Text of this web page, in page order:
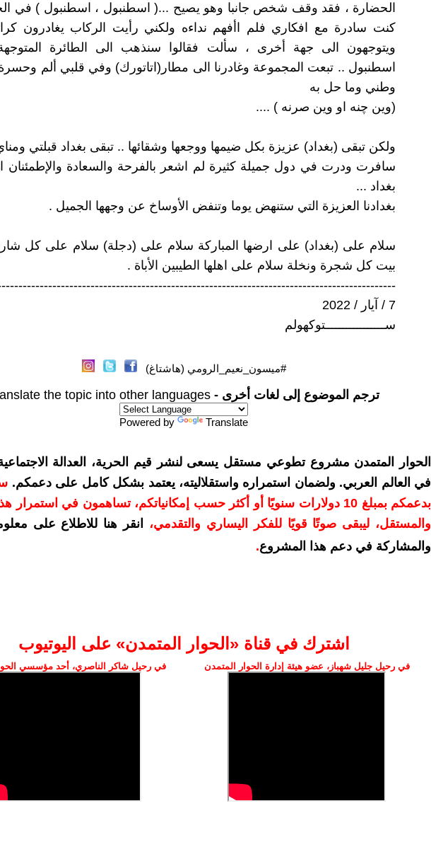
الحضارة ، فقد وقف شخص جانبا وهو يصيح ...( اسطنبول ، اسطنبول ) في
كنت سادرة مع افكاري فلم اأفهم نداءه ولكني رأيت الركاب يغادرون
ويتوجهون الى جهة أخرى ، سألت فقالوا سنذهب الى الطائرة
اسطنبول .. تبعت المجموعة وغادرنا الى مطار(اتاتورك) وفي قلبي ألم
وطني وما حل به
(وين چنه او وين صرنه ) ....
ولكن تبقى (بغداد) عزيزة بكل ضيمها ووجعها وشقائها .. تبقى بغداد قبلتي
سافرت ودرت في دول جميلة كثيرة لم اشعر بالفرحة والسعادة والإطمئنان
بغداد ...
بغدادنا العزيزة التي ستنهض يوما وتنفض الأوساخ عن وجهها الجميل .
سلام على (بغداد) على ارضها المباركة سلام على (دجلة) سلام على كل
بيت كل شجرة ونخلة سلام على اهلها الطيبين الأباة .
7 / آيار / 2022
ســـــــــــــــــتوكهولم
#ميسون_نعيم_الرومي (هاشتاغ)
ترجم الموضوع إلى لغات أخرى - the topic into other languages
Powered by Translate
الحوار المتمدن مشروع تطوعي مستقل يسعى لنشر قيم الحرية، العدالة
في العالم العربي. ولضمان استمراره واستقلاليته، يعتمد بشكل كامل على دعمكم.
بدعمكم بمبلغ 10 دولارات سنويًا أو أكثر حسب إمكانياتكم، تساهمون في استمرار
والمستقل، ليبقى صوتًا قويًا للفكر اليساري والتقدمي،
انقر هنا للاطلاع على
والمشاركة في دعم هذا المشروع.
اشترك في قناة ‫«الحوار المتمدن» على اليوتيوب
في رحيل جليل شهباز، عضو هيئة إدارة الحوار المتمدن في رحيل شاكر الناصري، أحد مؤسسي